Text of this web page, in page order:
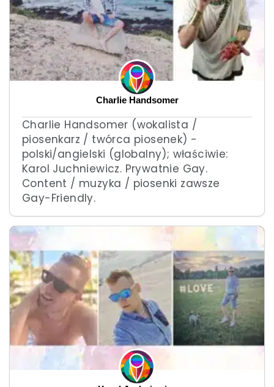
Charlie Handsomer
Charlie Handsomer (wokalista /
piosenkarz / twórca piosenek) -
polski/angielski (globalny); właściwie:
Karol Juchniewicz. Prywatnie Gay.
Content / muzyka / piosenki zawsze
Gay-Friendly.